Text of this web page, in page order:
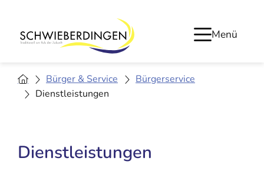
Menü
Bürger & Service
Bürgerservice
Dienstleistungen
Dienstleistungen